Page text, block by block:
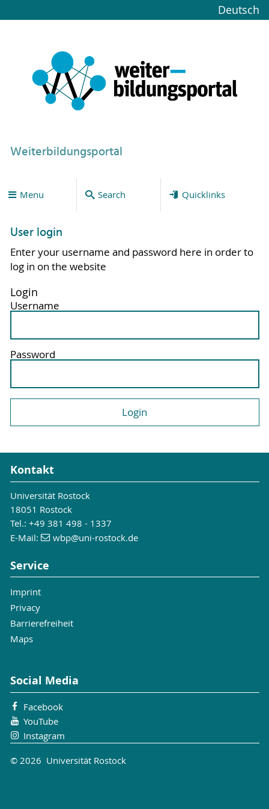
Deutsch
Weiterbildungsportal
Menu Search Quicklinks
User login
Enter your username and password here in order to
log in on the website
Login
Username
Password
Kontakt
Universität Rostock
18051 Rostock
Tel.: +49 381 498 - 1337
E-Mail:
wbp@uni-rostock.de
Service
Imprint
Privacy
Barrierefreiheit
Maps
Social Media
Facebook
YouTube
Instagram
© 2026 Universität Rostock